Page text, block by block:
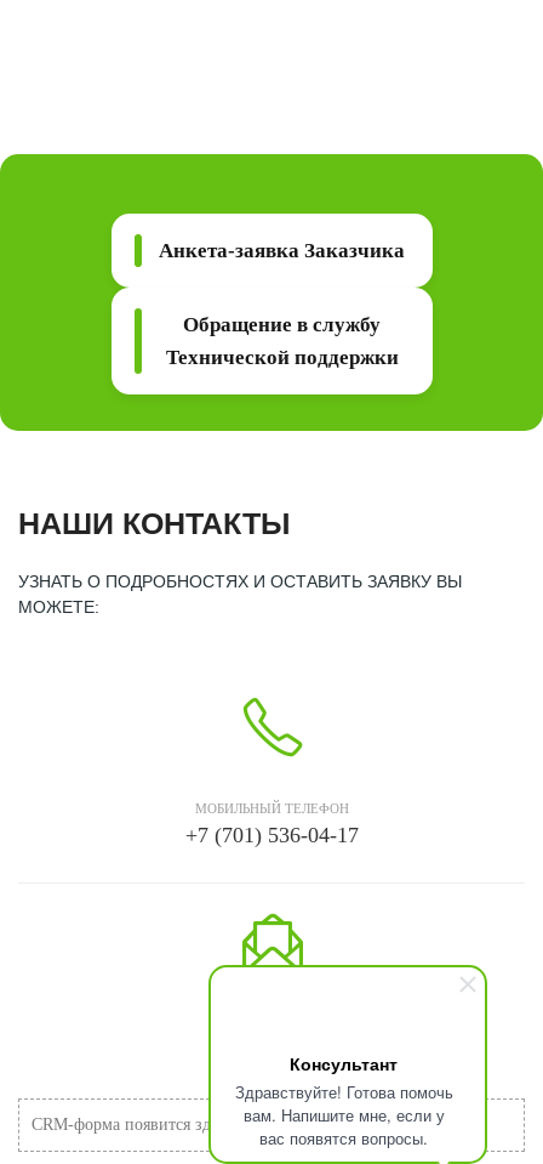
Консультант
Здравствуйте! Готова помочь
вам. Напишите мне, если у
вас появятся вопросы.
Анкета-заявка Заказчика
Обращение в службу
Технической поддержки
НАШИ КОНТАКТЫ
УЗНАТЬ О ПОДРОБНОСТЯХ И ОСТАВИТЬ ЗАЯВКУ ВЫ
МОЖЕТЕ:
МОБИЛЬНЫЙ ТЕЛЕФОН
+7 (701) 536-04-17
info@ismb.kz
CRM-форма появится здесь